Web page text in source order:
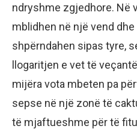
ndryshme zgjedhore. Në
mblidhen në një vend
shpërndahen sipas tyre,
llogaritjen e vet të
mijëra vota mbeten pa
sepse në një zonë të
të mjaftueshme për të